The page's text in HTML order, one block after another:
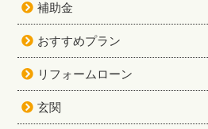
補助金
おすすめプラン
リフォームローン
玄関